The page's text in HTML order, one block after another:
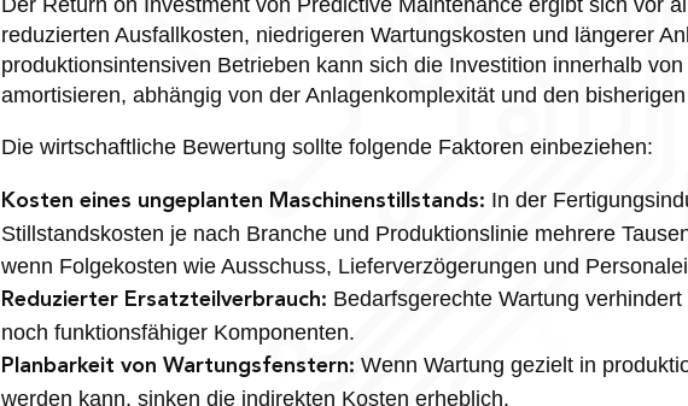
reduzierten Ausfallkosten, niedrigeren Wartungskosten und längerer
produktionsintensiven Betrieben kann sich die Investition innerhalb
amortisieren, abhängig von der Anlagenkomplexität und den
Die wirtschaftliche Bewertung sollte folgende Faktoren einbeziehen:
Kosten eines ungeplanten Maschinenstillstands: In der
Stillstandskosten je nach Branche und Produktionslinie mehrere
wenn Folgekosten wie Ausschuss, Lieferverzögerungen und
Reduzierter Ersatzteilverbrauch: Bedarfsgerechte Wartung
noch funktionsfähiger Komponenten.
Planbarkeit von Wartungsfenstern: Wenn Wartung gezielt in
werden kann, sinken die indirekten Kosten erheblich.